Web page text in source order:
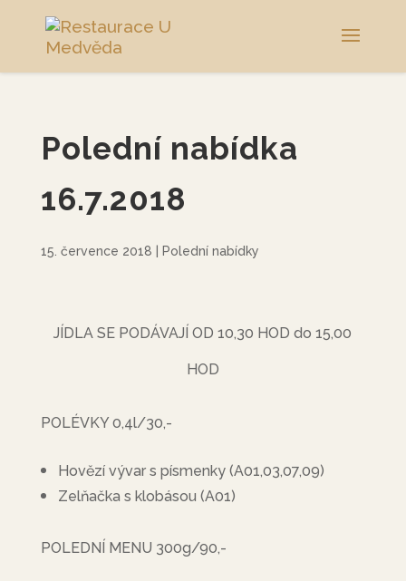
Polední nabídka
16.7.2018
15. července 2018 Polední nabídky
JÍDLA SE PODÁVAJÍ OD 10,30 HOD do 15,00
HOD
POLÉVKY 0,4l/30,-
Hovězí vývar s písmenky (A01,03,07,09)
Zelňačka s klobásou (A01)
POLEDNÍ MENU 300g/90,-